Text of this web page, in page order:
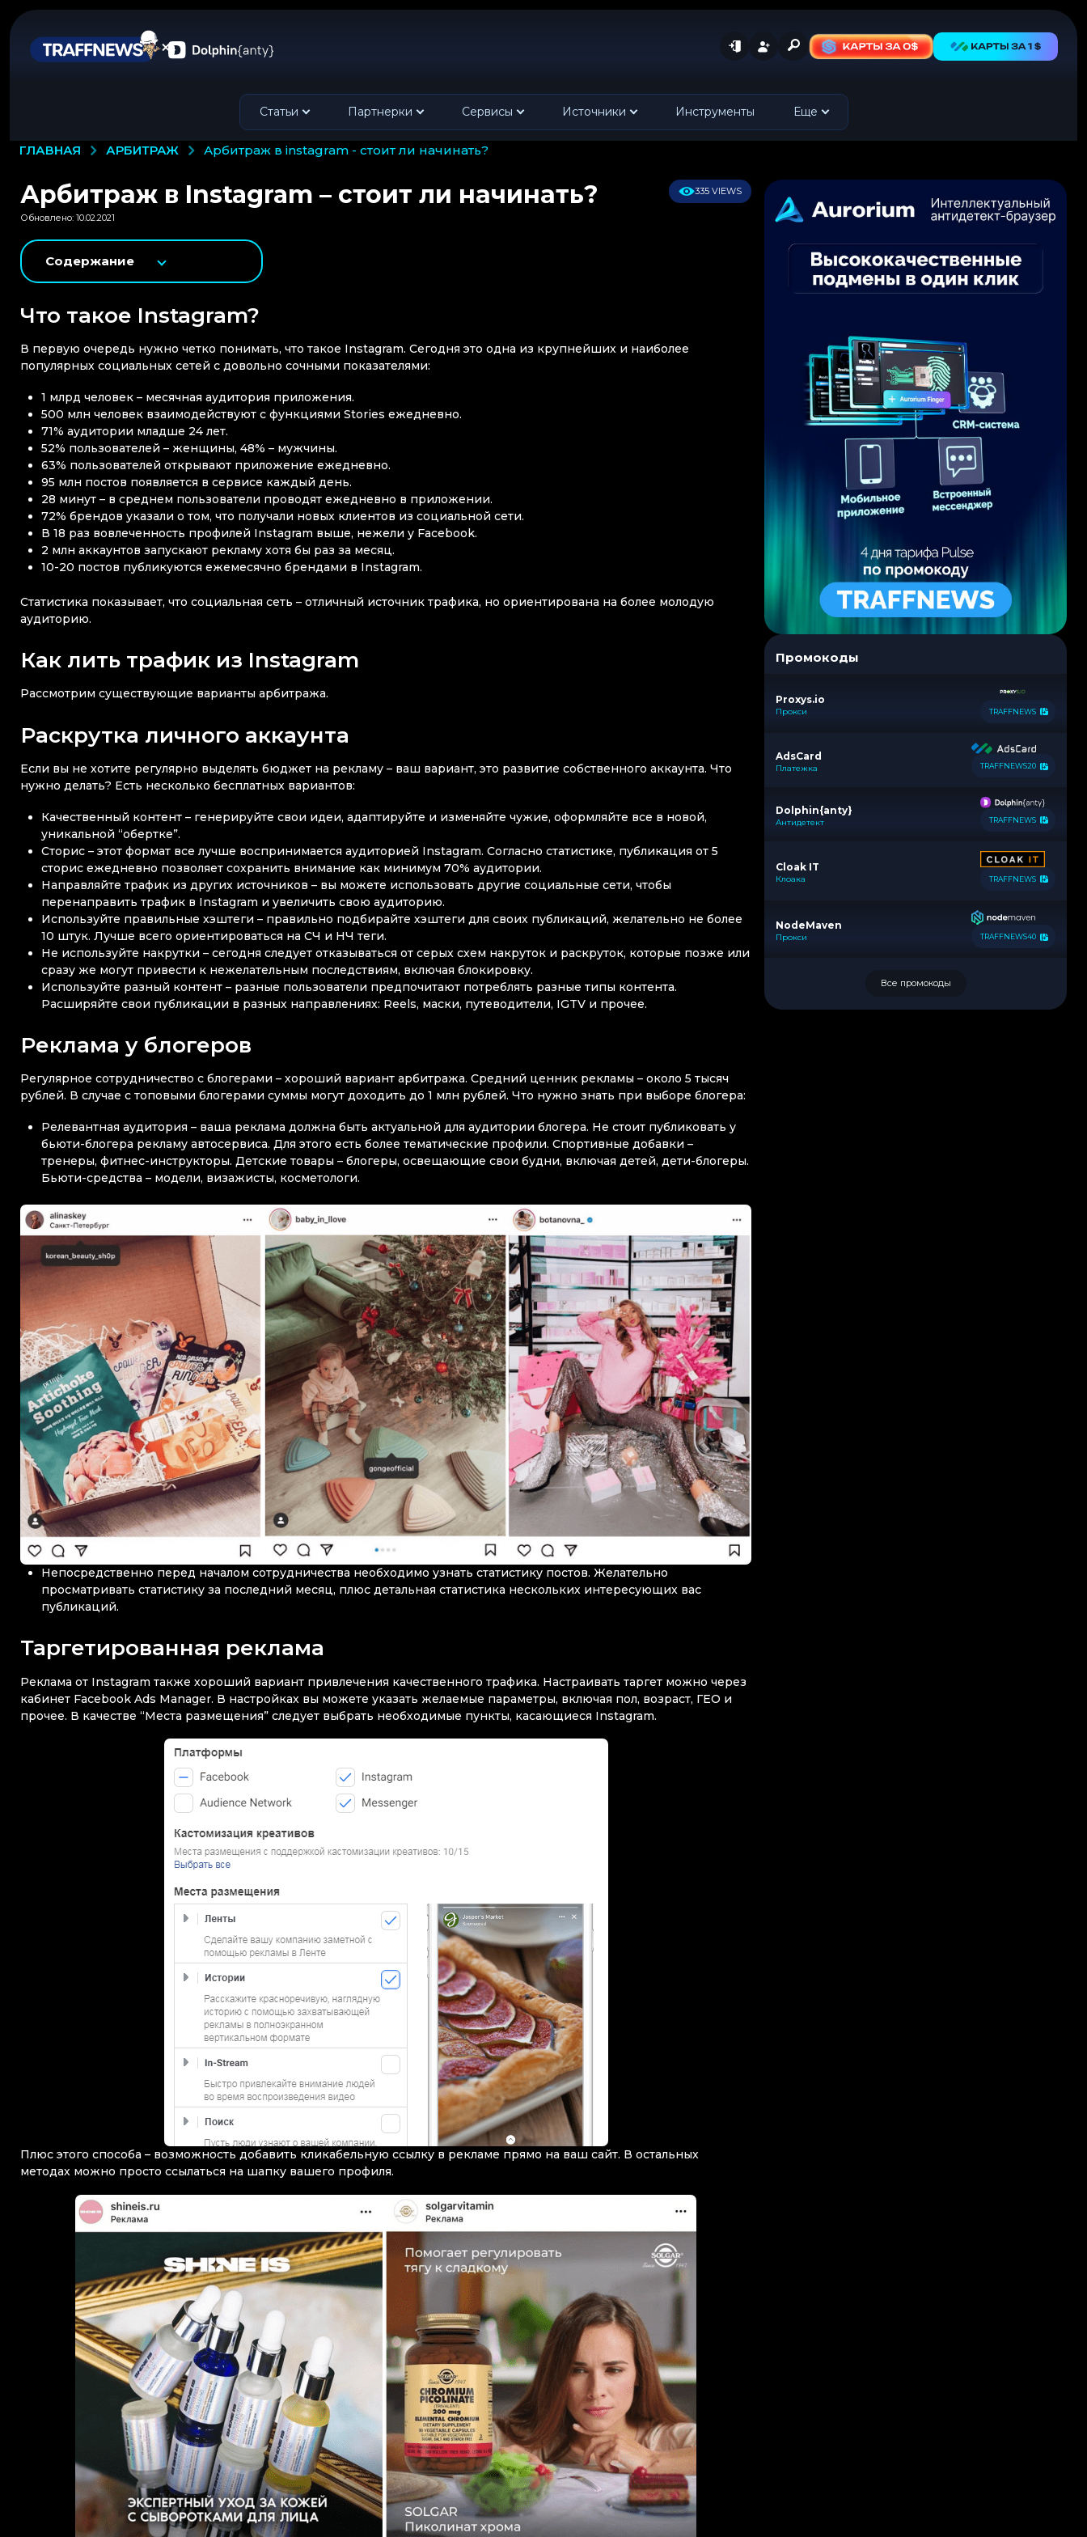
Статьи Партнерки Сервисы Источники Инструменты Еще
ГЛАВНАЯ АРБИТРАЖ арбитраж в instagram - стоит ли начинать?
Арбитраж в Instagram – стоит ли начинать? 335 VIEWS
Обновлено: 10.02.2021
Содержание
Что такое Instagram?
В первую очередь нужно четко понимать, что такое Instagram. Сегодня это одна из крупнейших и наиболее
популярных социальных сетей с довольно сочными показателями:
1 млрд человек – месячная аудитория приложения.
500 млн человек взаимодействуют с функциями Stories ежедневно.
71% аудитории младше 24 лет.
52% пользователей – женщины, 48% – мужчины.
63% пользователей открывают приложение ежедневно.
95 млн постов появляется в сервисе каждый день.
28 минут – в среднем пользователи проводят ежедневно в приложении.
72% брендов указали о том, что получали новых клиентов из социальной сети.
В 18 раз вовлеченность профилей Instagram выше, нежели у Facebook.
2 млн аккаунтов запускают рекламу хотя бы раз за месяц.
10-20 постов публикуются ежемесячно брендами в Instagram.
Статистика показывает, что социальная сеть – отличный источник трафика, но ориентирована на более молодую
аудиторию.
Как лить трафик из Instagram
Рассмотрим существующие варианты арбитража.
Раскрутка личного аккаунта
Если вы не хотите регулярно выделять бюджет на рекламу – ваш вариант, это развитие собственного аккаунта. Что
нужно делать? Есть несколько бесплатных вариантов:
Качественный контент – генерируйте свои идеи, адаптируйте и изменяйте чужие, оформляйте все в новой,
уникальной “обертке”.
Сторис – этот формат все лучше воспринимается аудиторией Instagram. Согласно статистике, публикация от 5
сторис ежедневно позволяет сохранить внимание как минимум 70% аудитории.
Направляйте трафик из других источников – вы можете использовать другие социальные сети, чтобы
перенаправить трафик в Instagram и увеличить свою аудиторию.
Используйте правильные хэштеги – правильно подбирайте хэштеги для своих публикаций, желательно не более
10 штук. Лучше всего ориентироваться на СЧ и НЧ теги.
Не используйте накрутки – сегодня следует отказываться от серых схем накруток и раскруток, которые позже или
сразу же могут привести к нежелательным последствиям, включая блокировку.
Используйте разный контент – разные пользователи предпочитают потреблять разные типы контента.
Расширяйте свои публикации в разных направлениях: Reels, маски, путеводители, IGTV и прочее.
Реклама у блогеров
Регулярное сотрудничество с блогерами – хороший вариант арбитража. Средний ценник рекламы – около 5 тысяч
рублей. В случае с топовыми блогерами суммы могут доходить до 1 млн рублей. Что нужно знать при выборе блогера:
Релевантная аудитория – ваша реклама должна быть актуальной для аудитории блогера. Не стоит публиковать у
бьюти-блогера рекламу автосервиса. Для этого есть более тематические профили. Спортивные добавки –
тренеры, фитнес-инструкторы. Детские товары – блогеры, освещающие свои будни, включая детей, дети-блогеры.
Бьюти-средства – модели, визажисты, косметологи.
Непосредственно перед началом сотрудничества необходимо узнать статистику постов. Желательно
просматривать статистику за последний месяц, плюс детальная статистика нескольких интересующих вас
публикаций.
Таргетированная реклама
Реклама от Instagram также хороший вариант привлечения качественного трафика. Настраивать таргет можно через
кабинет Facebook Ads Manager. В настройках вы можете указать желаемые параметры, включая пол, возраст, ГЕО и
прочее. В качестве “Места размещения” следует выбрать необходимые пункты, касающиеся Instagram.
Плюс этого способа – возможность добавить кликабельную ссылку в рекламе прямо на ваш сайт. В остальных
методах можно просто ссылаться на шапку вашего профиля.
Промокоды
Proxys.io
Прокси TRAFFNEWS
AdsCard
Платежка TRAFFNEWS20
Dolphin{anty}
Антидетект TRAFFNEWS
Cloak IT
Клоака TRAFFNEWS
NodeMaven
Прокси TRAFFNEWS40
Все промокоды